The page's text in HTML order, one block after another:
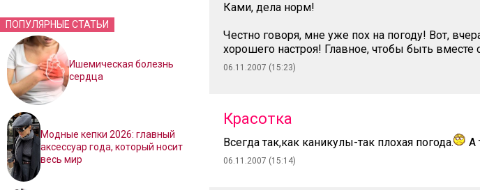
ПОПУЛЯРНЫЕ СТАТЬИ
Ишемическая болезнь
сердца
Модные кепки 2026: главный
аксессуар года, который носит
весь мир
Ками, дела норм!
Честно говоря, мне уже пох на погоду! Вот,
хорошего настроя! Главное, чтобы быть
06.11.2007 (15:23)
Красотка
Всегда так,как каникулы-так плохая погода. А
06.11.2007 (15:14)